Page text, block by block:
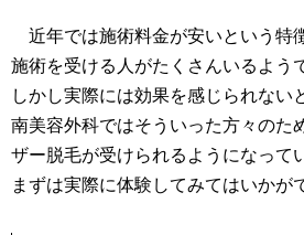
近年では施術料金が安いという特
施術を受ける人がたくさんいるよう
しかし実際には効果を感じられない
南美容外科ではそういった方々のた
ザー脱毛が受けられるようになって
まずは実際に体験してみてはいかが